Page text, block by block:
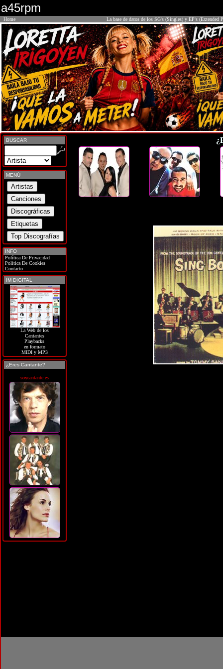
a45rpm
Home La base de datos de los SG's (Singles) y EP's (Extended
BUSCAR
MENÚ
INFO
Política De Privacidad
Política De Cookies
Contacto
IM DIGITAL
La Web de los
Cantantes
Playbacks
en formato
MIDI y MP3
¿Eres Cantante?
soycantante.es